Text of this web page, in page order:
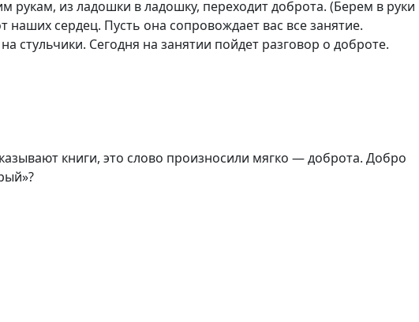
рукам, из ладошки в ладошку, переходит доброта. (Берем в руки
наших сердец. Пусть она сопровождает вас все занятие.
стульчики. Сегодня на занятии пойдет разговор о доброте.
книги, это слово произносили мягко — доброта. Добро